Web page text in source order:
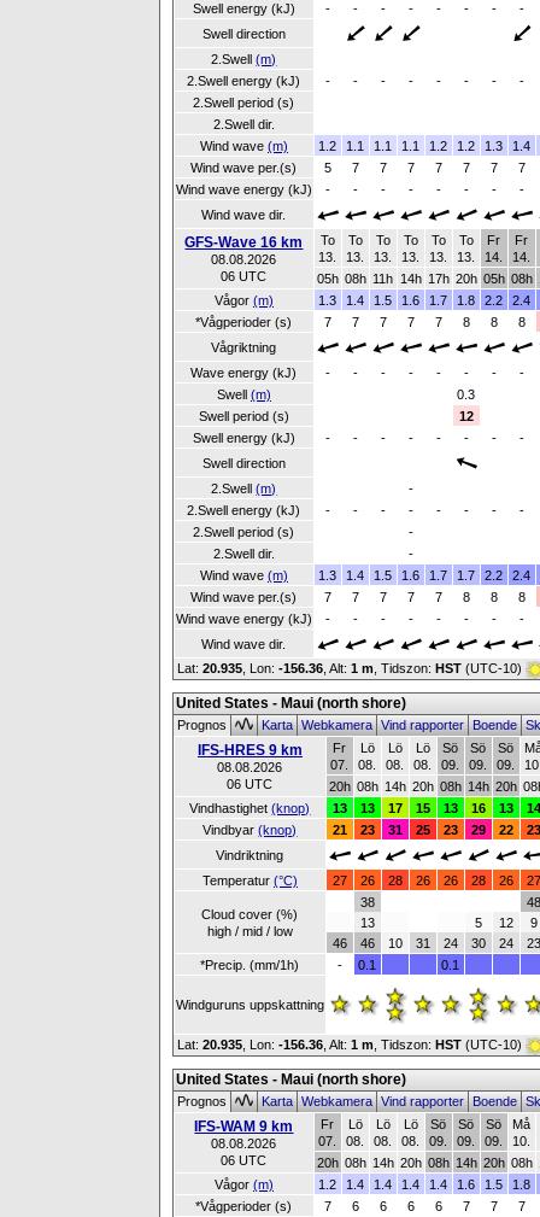
Swell energy (kJ)
- - - - - - -
-
Swell direction
2.Swell(m)
2.Swell energy (kJ)
- - - - - - -
-
2.Swell period (s)
2.Swell dir.
Wind wave (m) 1.2 1.1 1.1 1.1 1.2 1.2 1.3
1.4
Wind wave per.(s)
5 7 7 7 7 7 7
7
Wind wave energy (kJ)
- - - - - - -
-
Wind wave dir.
GFS-Wave 16 km
08.08.2026
06 UTC
To
13.
To
13.
To
13.
To
13.
To
13.
To
13.
Fr
14.
Fr
14.
05h 08h 11h 14h 17h 20h 05h 08h
Vågor (m) 1.3 1.4 1.5 1.6 1.7 1.8 2.2
2.4
*Vågperioder (s)
7 7 7 7 7 8 8
8
Vågriktning
Wave energy (kJ)
- - - - - - -
-
Swell (m)
0.3
Swell period (s)
12
Swell energy (kJ)
- - - - - - -
-
Swell direction
2.Swell(m)
-
2.Swell energy (kJ)
- - - - - - -
-
2.Swell period (s)
-
2.Swell dir.
-
Wind wave (m) 1.3 1.4 1.5 1.6 1.7 1.7 2.2
2.4
Wind wave per.(s)
7 7 7 7 7 8 8
8
Wind wave energy (kJ)
- - - - - - -
-
Wind wave dir.
Lat: 20.935 , Lon: -156.36 Alt: 1 m , Tidszon: HST (UTC-10)
United States - Maui (north shore)
Prognos KartaWebkameraVind rapporterBoende
IFS-HRES 9 km
08.08.2026
06 UTC
Fr
07.
Lö
08.
Lö
08.
Lö
08.
Sö
09.
Sö
09.
Sö
09.
20h 08h 14h 20h 08h 14h 20h
Vindhastighet(knop) 13 13 17 15 13 16 13
14
Vindbyar(knop) 21 23 31 25 23 29 22
23
Vindriktning
Temperatur (°C) 27 26 28 26 26 28 26 27
Cloud cover (%)
high / mid / low
46
38
13
46
10 31 24
5
30
12
24
48
9
23
*Precip. (mm/1h)
- 0.1 0.1
Windguruns uppskattning
Lat: 20.935 , Lon: -156.36 Alt: 1 m , Tidszon: HST (UTC-10)
United States - Maui (north shore)
Prognos KartaWebkameraVind rapporterBoende
IFS-WAM 9 km
08.08.2026
06 UTC
Fr
07.
Lö
08.
Lö
08.
Lö
08.
Sö
09.
Sö
09.
Sö
09.
Må
10.
20h 08h 14h 20h 08h 14h 20h 08h
Vågor (m) 1.2 1.4 1.4 1.4 1.4 1.6 1.5
1.8
*Vågperioder (s)
7 6 6 6 6 7 7
7